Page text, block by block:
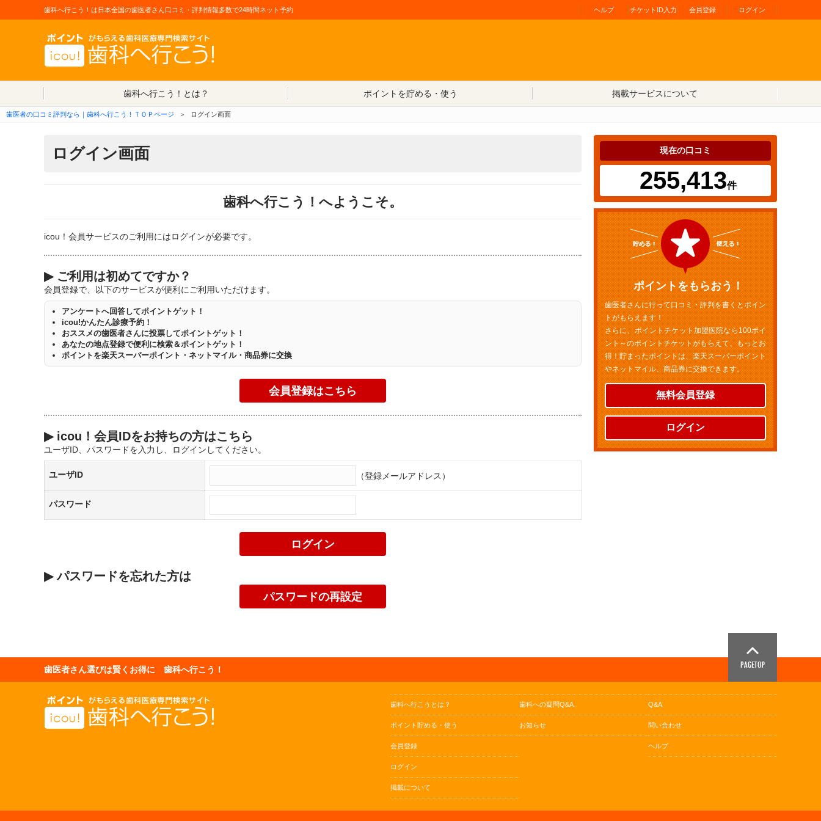
歯科へ行こう！は日本全国の歯医者さん口コミ・評判情報多数で24時間ネット予約 ヘルプ チケットID入力 会員登録 ログイン
歯科へ行こう！とは？
ポイントを貯める・使う 掲載サービスについて
歯医者の口コミ評判なら｜歯科へ行こう！ＴＯＰページ ＞ ログイン画面
ログイン画面
歯科へ行こう！へようこそ。
icou！会員サービスのご利用にはログインが必要です。
▶ ご利用は初めてですか？
会員登録で、以下のサービスが便利にご利用いただけます。
アンケートへ回答してポイントゲット！
icou!かんたん診療予約！
おススメの歯医者さんに投票してポイントゲット！
あなたの地点登録で便利に検索＆ポイントゲット！
ポイントを楽天スーパーポイント・ネットマイル・商品券に交換
▶ icou！会員IDをお持ちの方はこちら
ユーザID、パスワードを入力し、ログインしてください。
ユーザID （登録メールアドレス）
パスワード
▶ パスワードを忘れた方は
現在の口コミ
255,413件
ポイントをもらおう！
歯医者さんに行って口コミ・評判を書くとポイン
トがもらえます！
さらに、ポイントチケット加盟医院なら100ポイ
ント～のポイントチケットがもらえて、もっとお
得！貯まったポイントは、楽天スーパーポイント
やネットマイル、商品券に交換できます。
無料会員登録
ログイン
歯医者さん選びは賢くお得に 歯科へ行こう！
歯科へ行こうとは？
ポイント貯める・使う
会員登録
ログイン
掲載について
歯科への疑問Q&A
お知らせ
Q&A
問い合わせ
ヘルプ